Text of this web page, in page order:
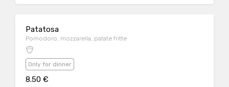
Patatosa
Pomodoro, mozzarella, patate fritte
Only for dinner
8.50 €